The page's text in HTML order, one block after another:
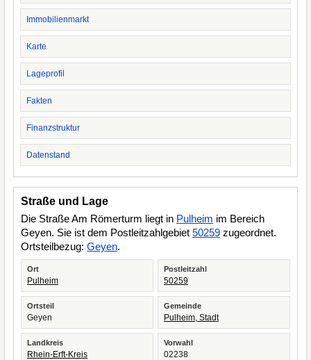
Immobilienmarkt
Karte
Lageprofil
Fakten
Finanzstruktur
Datenstand
Straße und Lage
Die Straße Am Römerturm liegt in Pulheim im Bereich
Geyen. Sie ist dem Postleitzahlgebiet 50259 zugeordnet.
Ortsteilbezug: Geyen.
Ort
Pulheim
Postleitzahl
50259
Ortsteil
Geyen
Gemeinde
Pulheim, Stadt
Landkreis
Rhein-Erft-Kreis
Vorwahl
02238